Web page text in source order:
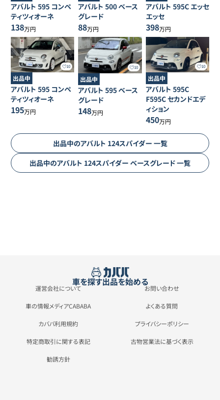
アバルト 595 コンペ
ティツィオーネ
138万円
アバルト 500ベース
グレード
88万円
アバルト 595C エッセ
エッセ
398万円
10
出品中
アバルト 595 コンペ
ティツィオーネ
195万円
10
出品中
アバルト 595ベース
グレード
148万円
10
出品中
アバルト 595C
F595C セカンドエデ
ィション
450万円
出品中のアバルト 124スパイダー 一覧
出品中のアバルト 124スパイダー ベースグレード一覧
車を探す出品を始める
運営会社について お問い合わせ
車の情報メディアCABABA よくある質問
カババ利用規約 プライバシーポリシー
特定商取引に関する表記 古物営業法に基づく表示
勧誘方針